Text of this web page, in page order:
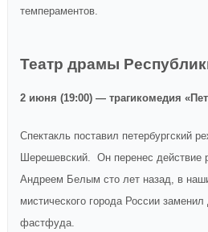
темпераментов.
Театр драмы
2 июня (19:00) — трагикомедия
Спектакль поставил петербургский
Шерешевский. Он перенес действие
Андреем Белым сто лет назад, в
мистического города России
фастфуда.